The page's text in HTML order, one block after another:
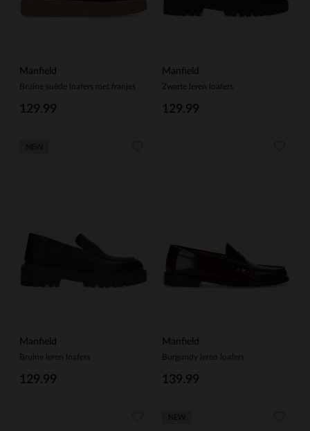
Manfield
Bruine suède loafers met franjes
129.99
Manfield
Zwarte leren loafers
129.99
Manfield
Bruine leren loafers
129.99
Manfield
Burgundy leren loafers
139.99